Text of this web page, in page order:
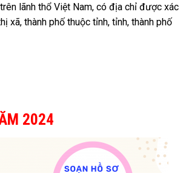
lãnh thổ Việt Nam, có địa chỉ được xác
xã, thành phố thuộc tỉnh, tỉnh, thành phố
2024